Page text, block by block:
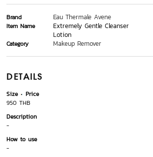
Brand Eau Thermale Avene
Item Name
Extremely Gentle Cleanser
Lotion
Category Makeup Remover
DETAILS
Size
Price
950 THB
Description
-
How to use
-